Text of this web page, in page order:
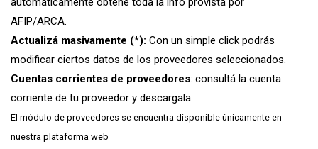
AFIP/ARCA.
Actualizá masivamente (*): Con un simple click podrás
modificar ciertos datos de los proveedores seleccionados.
Cuentas corrientes de proveedores: consultá la cuenta
corriente de tu proveedor y descargala.
El módulo de proveedores se encuentra disponible únicamente en
nuestra plataforma web